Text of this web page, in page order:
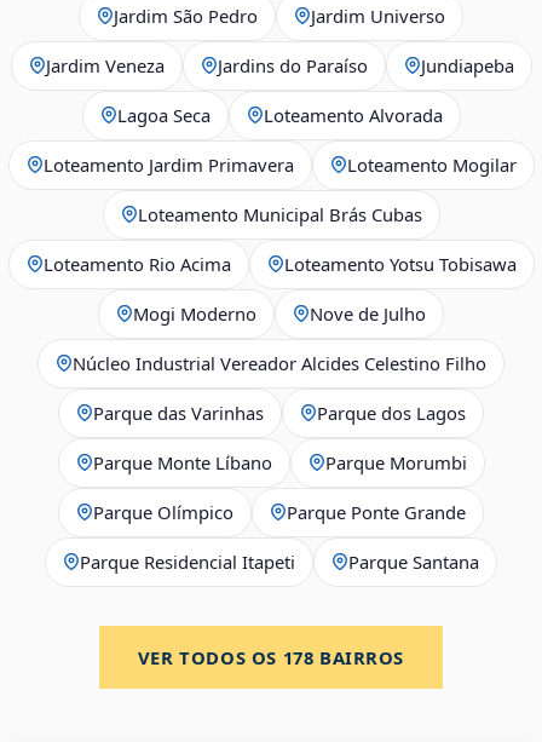
Jardim São Pedro Jardim Universo
Jardim Veneza Jardins do Paraíso Jundiapeba
Lagoa Seca Loteamento Alvorada
Loteamento Jardim Primavera Loteamento Mogilar
Loteamento Municipal Brás Cubas
Loteamento Rio Acima Loteamento Yotsu Tobisawa
Mogi Moderno Nove de Julho
Núcleo Industrial Vereador Alcides Celestino Filho
Parque das Varinhas Parque dos Lagos
Parque Monte Líbano Parque Morumbi
Parque Olímpico Parque Ponte Grande
Parque Residencial Itapeti Parque Santana
VER TODOS OS 178 BAIRROS